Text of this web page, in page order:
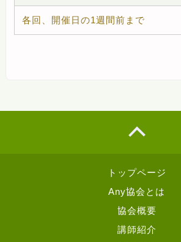
各回、開催日の1週間前まで
トップページ
Any協会とは
協会概要
講師紹介